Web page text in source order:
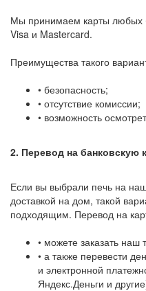
Мы принимаем карты любых
Visa и Mastercard.
Преимущества такого
• безопасность;
• отсутствие комиссии;
• возможность
2. Перевод на банковскую
Если вы выбрали печь на
доставкой на дом, такой
подходящим. Перевод на
• можете заказать
• а также перевести
и электронной
Яндекс.Деньги и